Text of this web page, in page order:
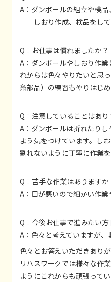
A：ダンボールの組立や検
しおり作成、検品をして
Q：お仕事は慣れましたか？
A：ダンボールやしおり作
れからは色々やりたいと思
糸部品）の練習もやりはじ
Q：注意していることはあり
A：ダンボールは折れたり
よう気をつけています。し
割れないように丁寧に作業
Q：苦手な作業はありますか
A：目が悪いので細かい作業
Q：今後お仕事で進みたい
A：色々と考えていますが
色々とお答えいただきあり
リハスワークでは様々な作
ようにこれからも頑張って